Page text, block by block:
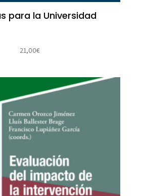
para la Universidad
21,00€